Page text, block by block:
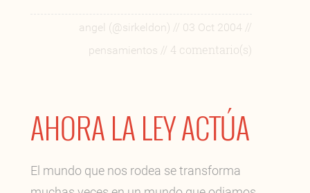
angel (@sirkeldon) // 03 Oct 2004 //
pensamientos // 4 comentario(s)
AHORA LA LEY ACTÚA
El mundo que nos rodea se transforma